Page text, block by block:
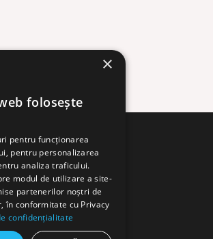
×
folosește
pentru funcționarea
pentru personalizarea
analiza traficului.
modul de utilizare a site-
partenerilor noștri de
în conformitate cu Privacy
confidențialitate